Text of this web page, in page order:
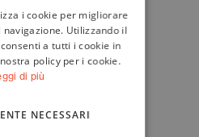
ENGLISH
i cookie per migliorare
navigazione. Utilizzando il
a tutti i cookie in
policy per i cookie.
di più
NECESSARI